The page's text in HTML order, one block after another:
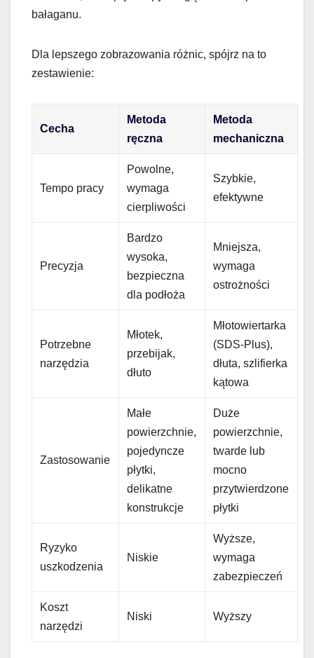
bałaganu.
Dla lepszego zobrazowania różnic, spójrz na to
zestawienie:
Cecha
Metoda
ręczna
Metoda
mechaniczna
Tempo pracy
Powolne,
wymaga
cierpliwości
Szybkie,
efektywne
Precyzja
Bardzo
wysoka,
bezpieczna
dla podłoża
Mniejsza,
wymaga
ostrożności
Potrzebne
narzędzia
Młotek,
przebijak,
dłuto
Młotowiertarka
(SDS-Plus),
dłuta, szlifierka
kątowa
Zastosowanie
Małe
powierzchnie,
pojedyncze
płytki,
delikatne
konstrukcje
Duże
powierzchnie,
twarde lub
mocno
przytwierdzone
płytki
Ryzyko
uszkodzenia
Niskie
Wyższe,
wymaga
zabezpieczeń
Koszt
narzędzi
Niski Wyższy